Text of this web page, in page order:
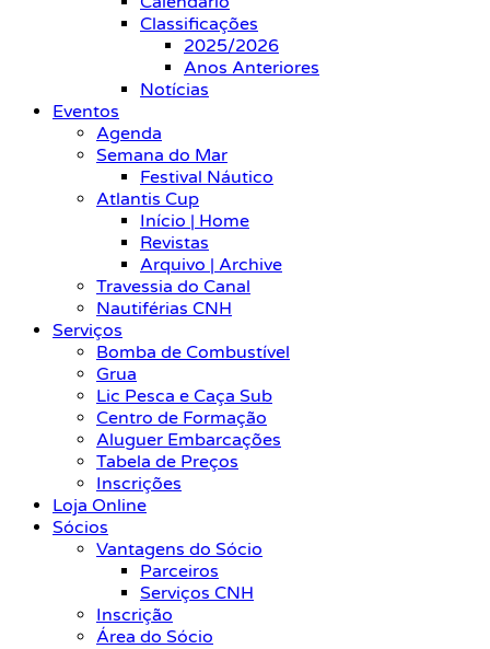
Classificações
2025/2026
Anos Anteriores
Notícias
Eventos
Agenda
Semana do Mar
Festival Náutico
Atlantis Cup
Início | Home
Revistas
Arquivo | Archive
Travessia do Canal
Nautiférias CNH
Serviços
Bomba de Combustível
Grua
Lic Pesca e Caça Sub
Centro de Formação
Aluguer Embarcações
Tabela de Preços
Inscrições
Loja Online
Sócios
Vantagens do Sócio
Parceiros
Serviços CNH
Inscrição
Área do Sócio